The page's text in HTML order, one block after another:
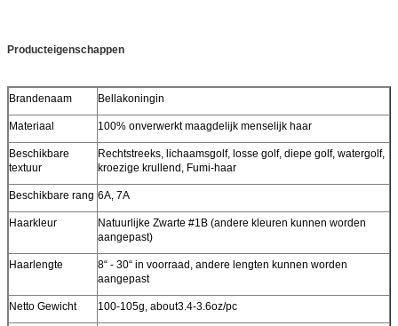
Producteigenschappen
Brandenaam Bellakoningin
Materiaal 100% onverwerkt maagdelijk menselijk haar
Beschikbare
textuur
Rechtstreeks, lichaamsgolf, losse golf, diepe golf, watergolf,
kroezige krullend, Fumi-haar
Beschikbare rang 6A, 7A
Haarkleur
Natuurlijke Zwarte #1B (andere kleuren kunnen worden
aangepast)
Haarlengte
8“ - 30“ in voorraad, andere lengten kunnen worden
aangepast
Netto Gewicht 100-105g, about3.4-3.6oz/pc